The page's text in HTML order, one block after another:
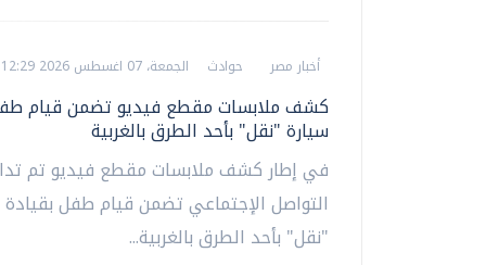
أخبار مصر حوادث الجمعة، 07 اغسطس 2026 12:29 ص
كشف ملابسات مقطع فيديو تضمن قيام
سيارة "نقل" بأحد الطرق بالغربية
في إطار كشف ملابسات مقطع فيديو تم
التواصل الإجتماعي تضمن قيام طفل بقيادة
"نقل" بأحد الطرق بالغربية...